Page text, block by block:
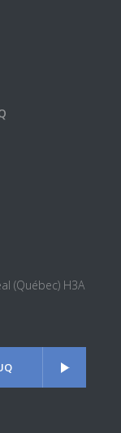
(Québec) H3A